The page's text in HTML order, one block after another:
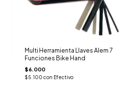
Multi Herramienta Llaves Alem 7
Funciones Bike Hand
$6.000
$5.100 con Efectivo